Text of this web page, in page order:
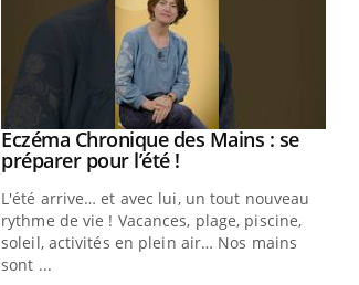
Youtube
Eczéma Chronique des Mains : se
préparer pour l’été !Youtube
L'été arrive… et avec lui, un tout nouveau
rythme de vie ! Vacances, plage, piscine,
soleil, activités en plein air… Nos mains
sont ...